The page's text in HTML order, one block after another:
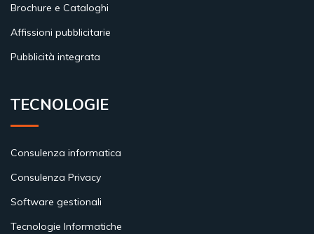
Brochure e Cataloghi
Affissioni pubblicitarie
Pubblicità integrata
TECNOLOGIE
Consulenza informatica
Consulenza Privacy
Software gestionali
Tecnologie Informatiche